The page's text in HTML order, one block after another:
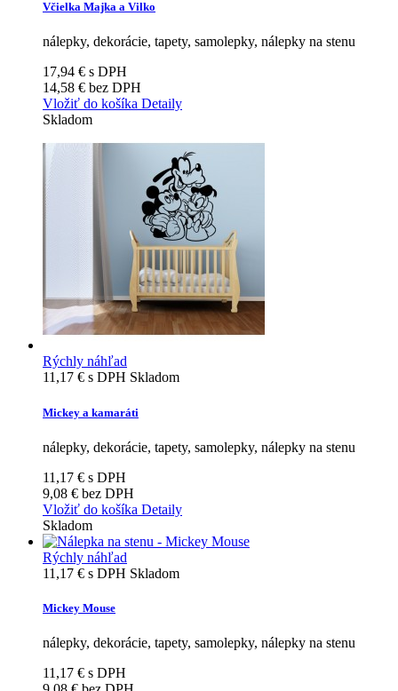
Včielka Majka a Vilko
nálepky, dekorácie, tapety, samolepky, nálepky na stenu
17,94 € s DPH
14,58 € bez DPH
Vložiť do košíka Detaily
Skladom
Rýchly náhľad
11,17 € s DPH Skladom
Mickey a kamaráti
nálepky, dekorácie, tapety, samolepky, nálepky na stenu
11,17 € s DPH
9,08 € bez DPH
Vložiť do košíka Detaily
Skladom
Rýchly náhľad
11,17 € s DPH Skladom
Mickey Mouse
nálepky, dekorácie, tapety, samolepky, nálepky na stenu
11,17 € s DPH